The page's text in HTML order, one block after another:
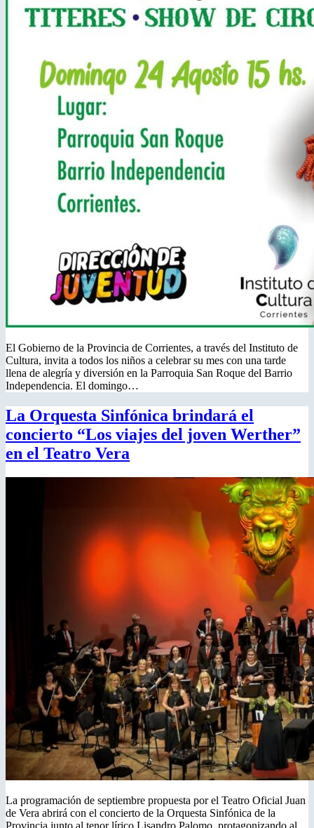
El Gobierno de la Provincia de Corrientes, a través del Instituto de
Cultura, invita a todos los niños a celebrar su mes con una tarde
llena de alegría y diversión en la Parroquia San Roque del Barrio
Independencia. El domingo…
La Orquesta Sinfónica brindará el
concierto “Los viajes del joven Werther”
en el Teatro Vera
La programación de septiembre propuesta por el Teatro Oficial Juan
de Vera abrirá con el concierto de la Orquesta Sinfónica de la
Provincia junto al tenor lírico Lisandro Palomo, protagonizando al